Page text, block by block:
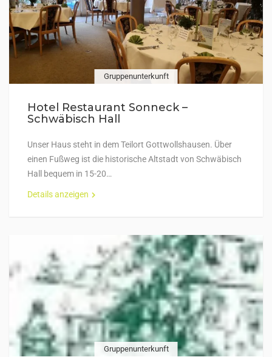
Gruppenunterkunft
Hotel Restaurant Sonneck –
Schwäbisch Hall
Unser Haus steht in dem Teilort Gottwollshausen. Über
einen Fußweg ist die historische Altstadt von Schwäbisch
Hall bequem in 15-20…
Details anzeigen
Gruppenunterkunft